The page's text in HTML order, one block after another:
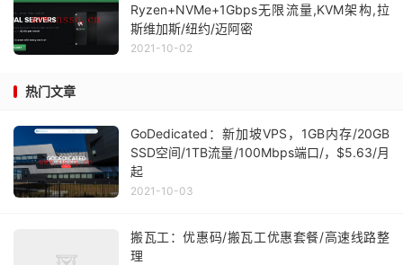
Ryzen+NVMe+1Gbps无限流量,KVM架构,拉
斯维加斯/纽约/迈阿密
2021-10-02
热门文章
GoDedicated：新加坡VPS，1GB内存/20GB
SSD空间/1TB流量/100Mbps端口/，$5.63/月
起
2021-10-03
搬瓦工：优惠码/搬瓦工优惠套餐/高速线路整
理